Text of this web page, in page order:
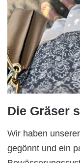
Die Gräser
Wir haben
gegönnt und ein